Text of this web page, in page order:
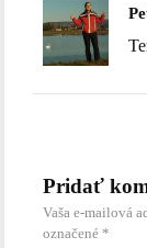
Pridať
Vaša e-mailová
označené *